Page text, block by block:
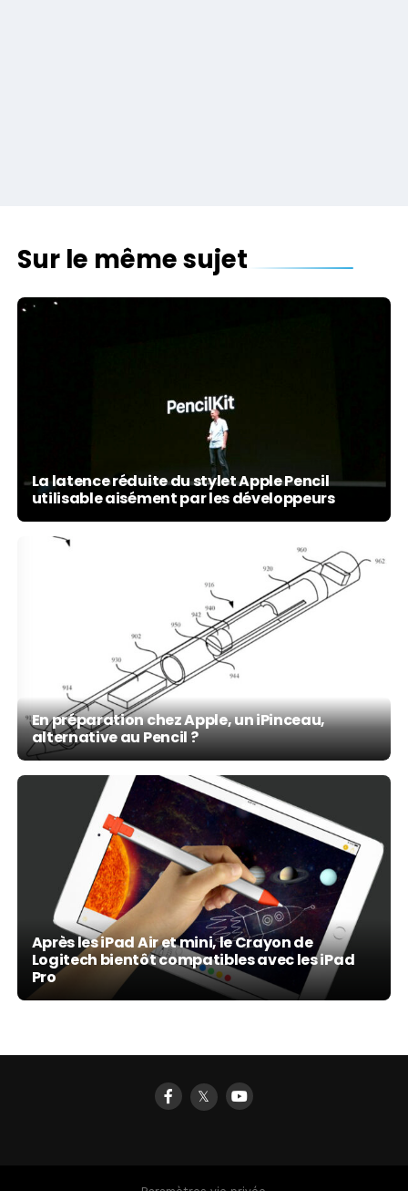
Sur le même sujet
La latence réduite du stylet Apple Pencil
utilisable aisément par les développeurs
En préparation chez Apple, un iPinceau,
alternative au Pencil ?
Après les iPad Air et mini, le Crayon de
Logitech bientôt compatibles avec les iPad
Pro
𝕏